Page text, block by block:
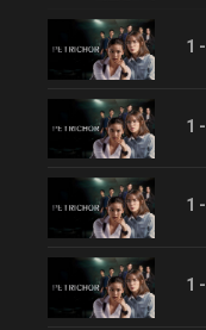
1
1
1
1